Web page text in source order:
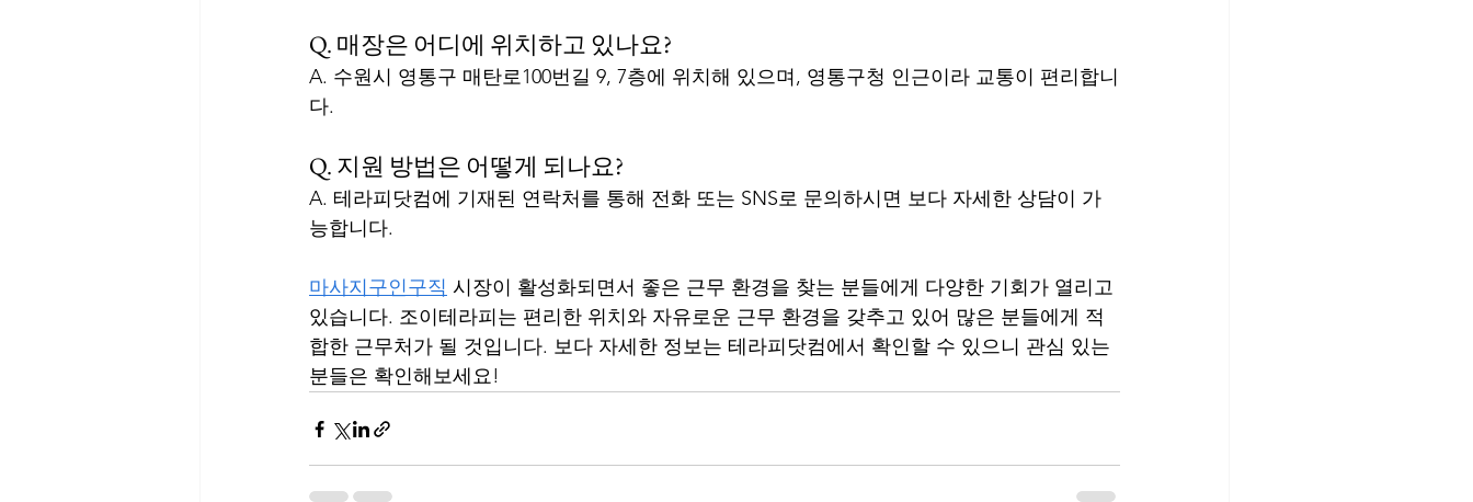
Q. 매장은 어디에 위치하고 있나요?
A. 수원시 영통구 매탄로100번길 9, 7층에 위치해 있으며, 영통구청 인근이라 교통이 편리합니
다.
Q. 지원 방법은 어떻게 되나요?
A. 테라피닷컴에 기재된 연락처를 통해 전화 또는 SNS로 문의하시면 보다 자세한 상담이 가
능합니다.
마사지구인구직 시장이 활성화되면서 좋은 근무 환경을 찾는 분들에게 다양한 기회가 열리고
있습니다. 조이테라피는 편리한 위치와 자유로운 근무 환경을 갖추고 있어 많은 분들에게 적
합한 근무처가 될 것입니다. 보다 자세한 정보는 테라피닷컴에서 확인할 수 있으니 관심 있는
분들은 확인해보세요!